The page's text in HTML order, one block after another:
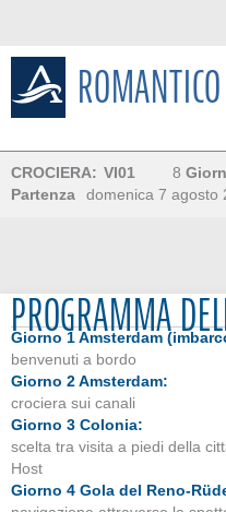
CROCIERA: VI01 8
Partenza
domenica 7 agosto
PROGRAMMA
Giorno 1 Amsterdam
benvenuti a bordo
Giorno 2 Amsterdam:
crociera sui canali
Giorno 3 Colonia:
scelta tra visita a piedi della
Host
Giorno 4 Gola del Reno-